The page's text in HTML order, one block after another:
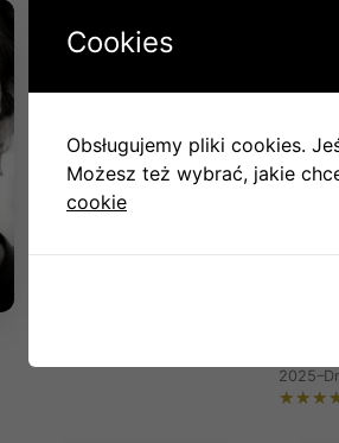
2025–
Cookies
Obsługujemy pliki cookies.
Możesz też wybrać, jakie
cookie